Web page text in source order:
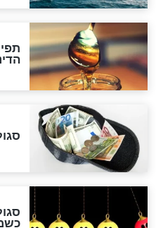
"מודה
לכל המאמרים
אחרית
האם